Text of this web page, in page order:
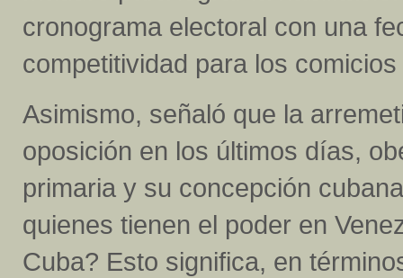
cronograma electoral con una
competitividad para los
Asimismo, señaló que la
oposición en los últimos días,
primaria y su concepción
quienes tienen el poder en
Cuba? Esto significa, en